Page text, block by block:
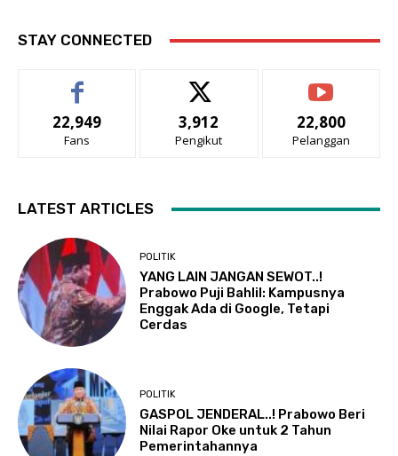
STAY CONNECTED
22,949
Fans
3,912
Pengikut
22,800
Pelanggan
LATEST ARTICLES
POLITIK
YANG LAIN JANGAN SEWOT..!
Prabowo Puji Bahlil: Kampusnya
Enggak Ada di Google, Tetapi
Cerdas
POLITIK
GASPOL JENDERAL..! Prabowo Beri
Nilai Rapor Oke untuk 2 Tahun
Pemerintahannya